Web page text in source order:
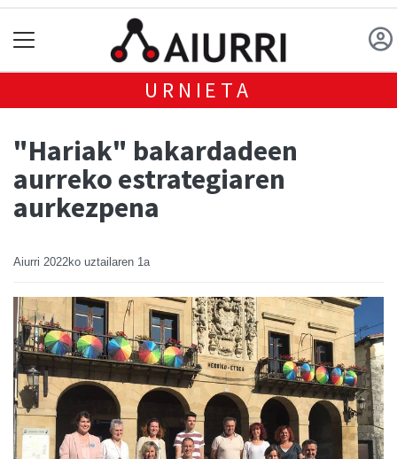
URNIETA
"Hariak" bakardadeen
aurreko estrategiaren
aurkezpena
Aiurri 2022ko uztailaren 1a